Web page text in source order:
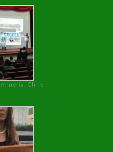
Chile